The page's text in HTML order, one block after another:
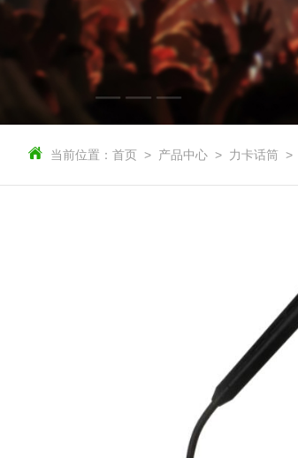
当前位置： 首页 产品中心 力卡话筒